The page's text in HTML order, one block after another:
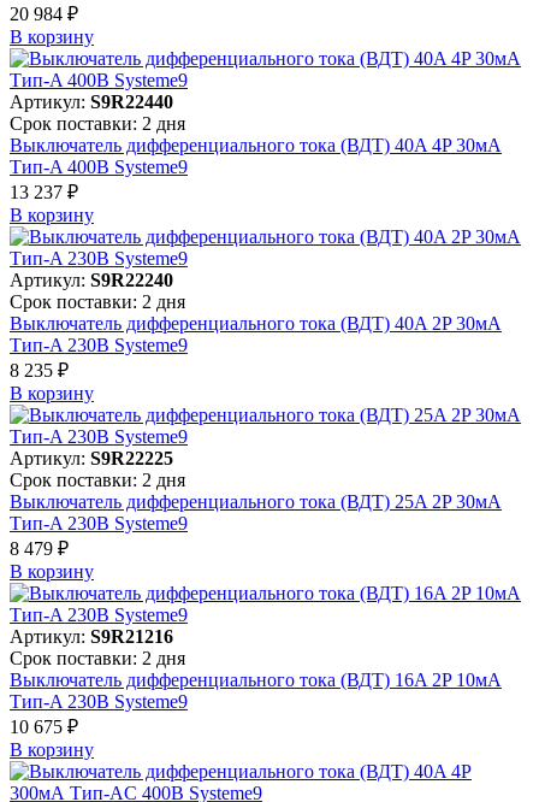
20 984 ₽
В корзинy
Артикул: S9R22440
Срок поставки: 2 дня
Выключатель дифференциального тока (ВДТ) 40A 4P 30мА
Тип-A 400В Systeme9
13 237 ₽
В корзинy
Артикул: S9R22240
Срок поставки: 2 дня
Выключатель дифференциального тока (ВДТ) 40A 2P 30мА
Тип-A 230В Systeme9
8 235 ₽
В корзинy
Артикул: S9R22225
Срок поставки: 2 дня
Выключатель дифференциального тока (ВДТ) 25A 2P 30мА
Тип-A 230В Systeme9
8 479 ₽
В корзинy
Артикул: S9R21216
Срок поставки: 2 дня
Выключатель дифференциального тока (ВДТ) 16A 2P 10мА
Тип-A 230В Systeme9
10 675 ₽
В корзинy